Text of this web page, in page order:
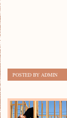
POSTED BY ADMIN